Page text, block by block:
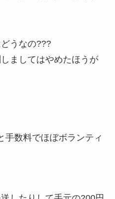
うなの???
ましてはやめたほうが
手数料でほぼボランティ